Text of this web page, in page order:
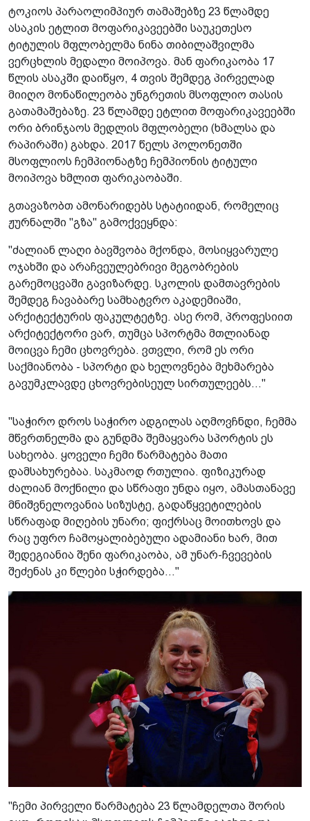
ტოკიოს პარაოლიმპიურ თამაშებზე 23 წლამდე
ასაკის ეტლით მოფარიკავეებში საუკეთესო
ტიტულის მფლობელმა ნინა თიბილაშვილმა
ვერცხლის მედალი მოიპოვა. მან ფარიკაობა 17
წლის ასაკში დაიწყო, 4 თვის შემდეგ პირველად
მიიღო მონაწილეობა უნგრეთის მსოფლიო თასის
გათამაშებაზე. 23 წლამდე ეტლით მოფარიკავეებში
ორი ბრინჯაოს მედლის მფლობელი (ხმალსა და
რაპირაში) გახდა. 2017 წელს პოლონეთში
მსოფლიოს ჩემპიონატზე ჩემპიონის ტიტული
მოიპოვა ხმლით ფარიკაობაში.
გთავაზობთ ამონარიდებს სტატიიდან, რომელიც
ჟურნალში "გზა" გამოქვეყნდა:
"ძალიან ლაღი ბავშვობა მქონდა, მოსიყვარულე
ოჯახში და არაჩვეულებრივი მეგობრების
გარემოცვაში გავიზარდე. სკოლის დამთავრების
შემდეგ ჩავაბარე სამხატვრო აკადემიაში,
არქიტექტურის ფაკულტეტზე. ასე რომ, პროფესიით
არქიტექტორი ვარ, თუმცა სპორტმა მთლიანად
მოიცვა ჩემი ცხოვრება. ვთვლი, რომ ეს ორი
საქმიანობა - სპორტი და ხელოვნება მეხმარება
გავუმკლავდე ცხოვრებისეულ სირთულეებს..."
"საჭირო დროს საჭირო ადგილას აღმოვჩნდი, ჩემმა
მწვრთნელმა და გუნდმა შემაყვარა სპორტის ეს
სახეობა. ყოველი ჩემი წარმატება მათი
დამსახურებაა. საკმაოდ რთულია. ფიზიკურად
ძალიან მოქნილი და სწრაფი უნდა იყო, ამასთანავე
მნიშვნელოვანია სიზუსტე, გადაწყვეტილების
სწრაფად მიღების უნარი; ფიქრსაც მოითხოვს და
რაც უფრო ჩამოყალიბებული ადამიანი ხარ, მით
შედეგიანია შენი ფარიკაობა, ამ უნარ-ჩვევების
შეძენას კი წლები სჭირდება..."
"ჩემი პირველი წარმატება 23 წლამდელთა შორის